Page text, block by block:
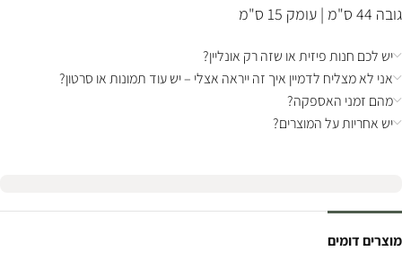
גובה 44 ס"מ | עומק 15 ס"מ
יש לכם חנות פיזית או שזה רק אונליין?
אני לא מצליח לדמיין איך זה ייראה אצלי – יש עוד תמונות או סרטון?
מהם זמני האספקה?
יש אחריות על המוצרים?
מוצרים דומים